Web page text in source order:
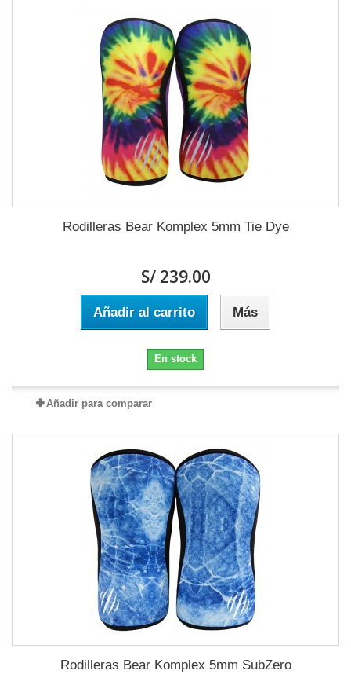
Rodilleras Bear Komplex 5mm Tie Dye
S/ 239.00
Añadir al carrito Más
En stock
Añadir para comparar
Rodilleras Bear Komplex 5mm SubZero